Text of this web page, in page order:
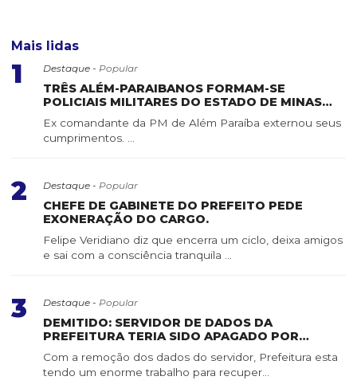
Mais lidas
1 Destaque - Popular
TRÊS ALÉM-PARAIBANOS FORMAM-SE
POLICIAIS MILITARES DO ESTADO DE MINAS
Ex comandante da PM de Além Paraíba externou seus
cumprimentos. ...
2 Destaque - Popular
CHEFE DE GABINETE DO PREFEITO PEDE
EXONERAÇÃO DO CARGO.
Felipe Veridiano diz que encerra um ciclo, deixa amigos
e sai com a consciência tranquila ...
3 Destaque - Popular
DEMITIDO: SERVIDOR DE DADOS DA
PREFEITURA TERIA SIDO APAGADO POR
Com a remoção dos dados do servidor, Prefeitura esta
tendo um enorme trabalho para recuper...